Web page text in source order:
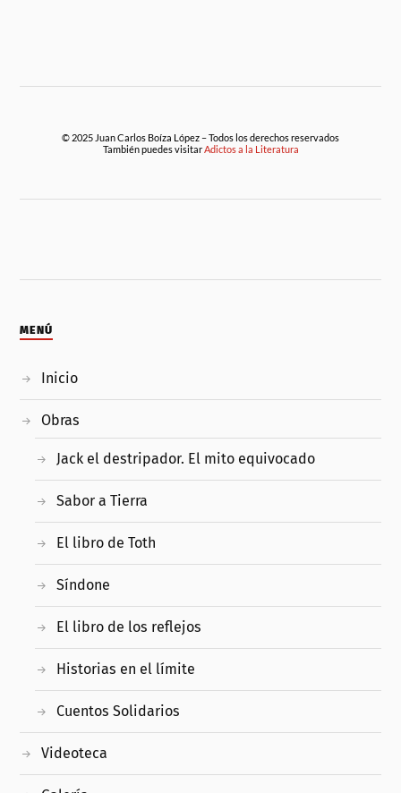
© 2025 Juan Carlos Boíza López – Todos los derechos reservados
También puedes visitarAdictos a la Literatura
MENÚ
Inicio
Obras
Jack el destripador. El mito equivocado
Sabor a Tierra
El libro de Toth
Síndone
El libro de los reflejos
Historias en el límite
Cuentos Solidarios
Videoteca